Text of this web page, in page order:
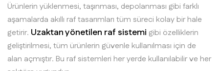
Ürünlerin yüklenmesi, taşınması, depolanması gibi farklı
aşamalarda akıllı raf tasarımları tüm süreci kolay bir hale
getirir. Uzaktan yönetilen raf sistemi gibi özelliklerin
geliştirilmesi, tüm ürünlerin güvenle kullanılması için de
alan açmıştır. Bu raf sistemleri her yerde kullanılabilir ve her